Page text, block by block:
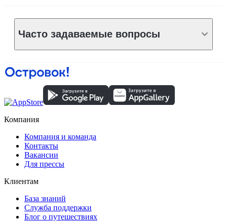
Часто задаваемые вопросы
Компания
Компания и команда
Контакты
Вакансии
Для прессы
Клиентам
База знаний
Служба поддержки
Блог о путешествиях